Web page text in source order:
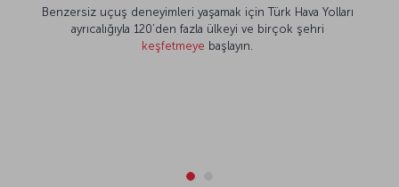
Benzersiz uçuş deneyimleri yaşamak için Türk Hava Yolları
ayrıcalığıyla 120’den fazla ülkeyi ve birçok şehri
keşfetmeye başlayın.